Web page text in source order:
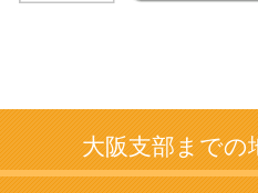
大阪支部までの